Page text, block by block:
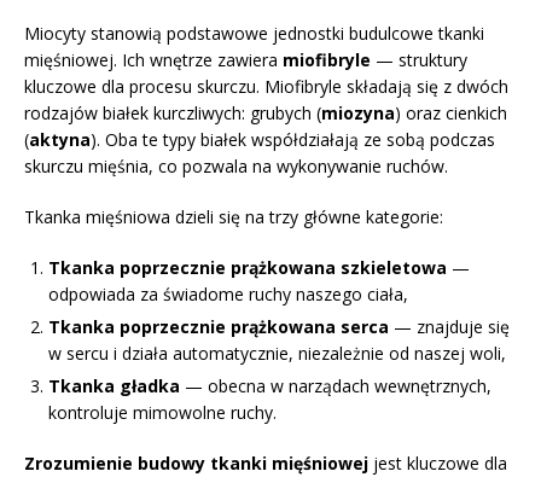
Miocyty stanowią podstawowe jednostki budulcowe tkanki
mięśniowej. Ich wnętrze zawiera miofibryle — struktury
kluczowe dla procesu skurczu. Miofibryle składają się z dwóch
rodzajów białek kurczliwych: grubych (miozyna) oraz cienkich
(aktyna). Oba te typy białek współdziałają ze sobą podczas
skurczu mięśnia, co pozwala na wykonywanie ruchów.
Tkanka mięśniowa dzieli się na trzy główne kategorie:
Tkanka poprzecznie prążkowana szkieletowa —
odpowiada za świadome ruchy naszego ciała,
Tkanka poprzecznie prążkowana serca — znajduje się
w sercu i działa automatycznie, niezależnie od naszej woli,
Tkanka gładka — obecna w narządach wewnętrznych,
kontroluje mimowolne ruchy.
Zrozumienie budowy tkanki mięśniowej jest kluczowe dla